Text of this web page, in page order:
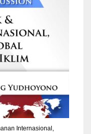
Internasional,